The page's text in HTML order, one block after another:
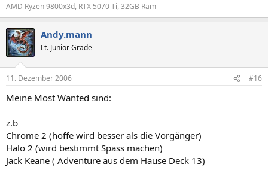
AMD Ryzen 9800x3d, RTX 5070 Ti, 32GB Ram
Andy.mann
Lt. Junior Grade
11. Dezember 2006 #16
Meine Most Wanted sind:
z.b
Chrome 2 (hoffe wird besser als die Vorgänger)
Halo 2 (wird bestimmt Spass machen)
Jack Keane ( Adventure aus dem Hause Deck 13)